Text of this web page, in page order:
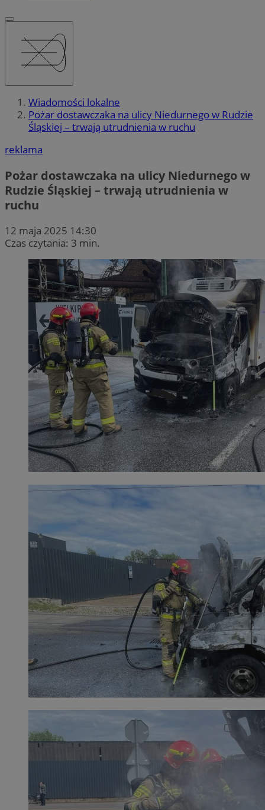
Wiadomości lokalne
Pożar dostawczaka na ulicy Niedurnego w Rudzie
Śląskiej – trwają utrudnienia w ruchu
reklama
Pożar dostawczaka na ulicy Niedurnego w
Rudzie Śląskiej – trwają utrudnienia w
ruchu
12 maja 2025 14:30
Czas czytania: 3 min.